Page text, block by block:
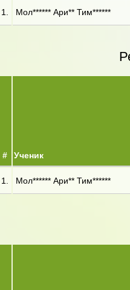
1. Мол****** Ари** Тим******
# Ученик
1. Мол****** Ари** Тим******